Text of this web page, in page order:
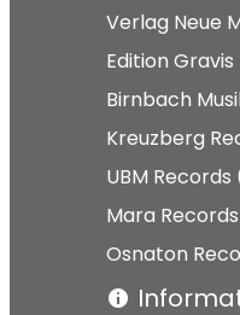
Verlag Neue
Edition Gravis
Birnbach
Kreuzberg
UBM
Mara
Osnaton